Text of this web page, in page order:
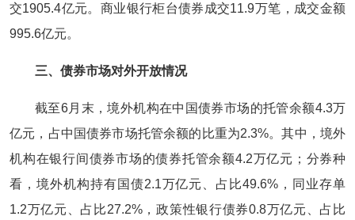
交1905.4亿元。商业银行柜台债券成交11.9万笔，成交金额
995.6亿元。
三、债券市场对外开放情况
截至6月末，境外机构在中国债券市场的托管余额4.3万
亿元，占中国债券市场托管余额的比重为2.3%。其中，境外
机构在银行间债券市场的债券托管余额4.2万亿元；分券种
看，境外机构持有国债2.1万亿元、占比49.6%，同业存单
1.2万亿元、占比27.2%，政策性银行债券0.8万亿元、占比